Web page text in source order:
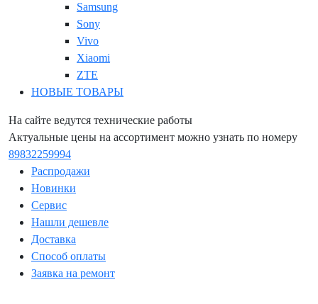
Samsung
Sony
Vivo
Xiaomi
ZTE
НОВЫЕ ТОВАРЫ
На сайте ведутся технические работы
Актуальные цены на ассортимент можно узнать по номеру
89832259994
Распродажи
Новинки
Сервис
Нашли дешевле
Доставка
Способ оплаты
Заявка на ремонт